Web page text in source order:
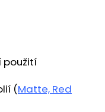
použití
(Matte, Red